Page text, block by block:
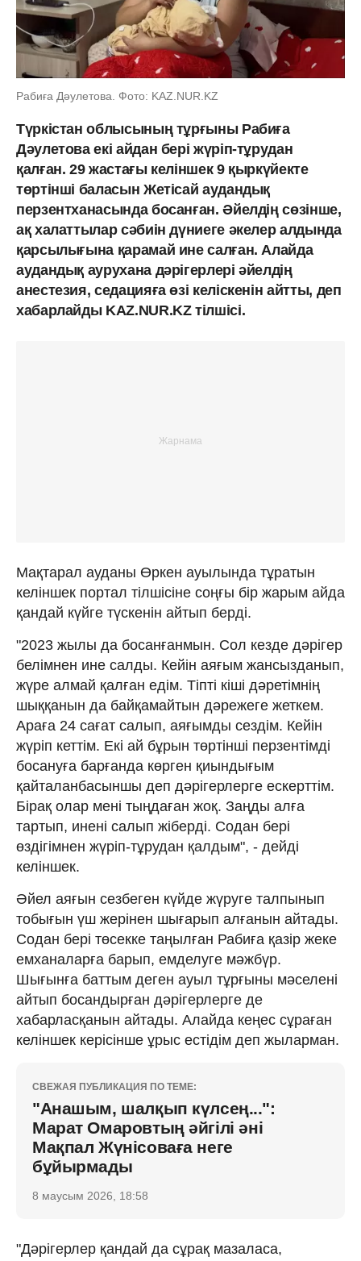
Рабиға Дәулетова. Фото: KAZ.NUR.KZ
Түркістан облысының тұрғыны Рабиға
Дәулетова екі айдан бері жүріп-тұрудан
қалған. 29 жастағы келіншек 9 қыркүйекте
төртінші баласын Жетісай аудандық
перзентханасында босанған. Әйелдің сөзінше,
ақ халаттылар сәбиін дүниеге әкелер алдында
қарсылығына қарамай ине салған. Алайда
аудандық аурухана дәрігерлері әйелдің
анестезия, седацияға өзі келіскенін айтты, деп
хабарлайды KAZ.NUR.KZ тілшісі.
Мақтарал ауданы Өркен ауылында тұратын
келіншек портал тілшісіне соңғы бір жарым айда
қандай күйге түскенін айтып берді.
"2023 жылы да босанғанмын. Сол кезде дәрігер
белімнен ине салды. Кейін аяғым жансызданып,
жүре алмай қалған едім. Тіпті кіші дәретімнің
шыққанын да байқамайтын дәрежеге жеткем.
Араға 24 сағат салып, аяғымды сездім. Кейін
жүріп кеттім. Екі ай бұрын төртінші перзентімді
босануға барғанда көрген қиындығым
қайталанбасыншы деп дәрігерлерге ескерттім.
Бірақ олар мені тыңдаған жоқ. Заңды алға
тартып, инені салып жіберді. Содан бері
өздігімнен жүріп-тұрудан қалдым", - дейді
келіншек.
Әйел аяғын сезбеген күйде жүруге талпынып
тобығын үш жерінен шығарып алғанын айтады.
Содан бері төсекке таңылған Рабиға қазір жеке
емханаларға барып, емделуге мәжбүр.
Шығынға баттым деген ауыл тұрғыны мәселені
айтып босандырған дәрігерлерге де
хабарласқанын айтады. Алайда кеңес сұраған
келіншек керісінше ұрыс естідім деп жыларман.
СВЕЖАЯ ПУБЛИКАЦИЯ ПО ТЕМЕ:
"Анашым, шалқып күлсең...":
Марат Омаровтың әйгілі әні
Мақпал Жүнісоваға неге
бұйырмады
8 маусым 2026, 18:58
"Дәрігерлер қандай да сұрақ мазаласа,